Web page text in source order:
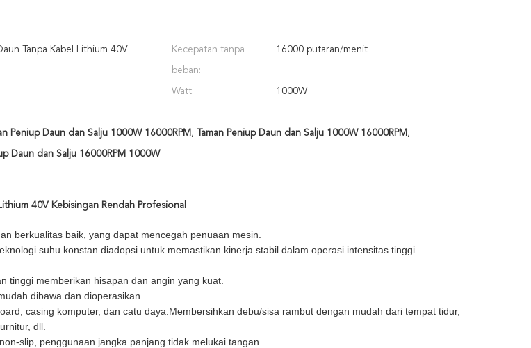
Tanpa Kabel Lithium 40V Kecepatan tanpa
beban:
16000 putaran/menit
Watt: 1000W
Peniup Daun dan Salju 1000W 16000RPM , Taman Peniup Daun dan Salju 1000W 16000RPM ,
Daun dan Salju 16000RPM 1000W
40V Kebisingan Rendah Profesional
berkualitas baik, yang dapat mencegah penuaan mesin.
suhu konstan diadopsi untuk memastikan kinerja stabil dalam operasi intensitas tinggi.
tinggi memberikan hisapan dan angin yang kuat.
dibawa dan dioperasikan.
casing komputer, dan catu daya.Membersihkan debu/sisa rambut dengan mudah dari tempat tidur,
dll.
slip, penggunaan jangka panjang tidak melukai tangan.